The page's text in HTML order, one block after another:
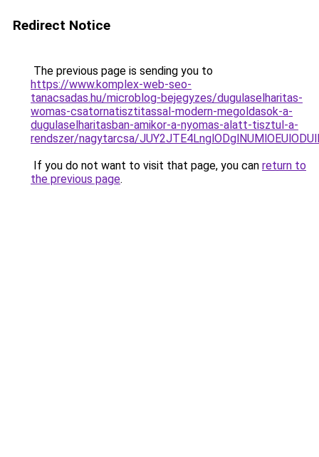
Redirect Notice
The previous page is sending you to
https://www.komplex-web-seo-
tanacsadas.hu/microblog-bejegyzes/dugulaselharitas-
womas-csatornatisztitassal-modern-megoldasok-a-
dugulaselharitasban-amikor-a-nyomas-alatt-tisztul-a-
rendszer/nagytarcsa/
If you do not want to visit that page, you can return to
the previous page.